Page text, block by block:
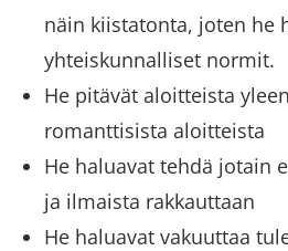
näin kiistatonta, joten he
yhteiskunnalliset normit.
He pitävät aloitteista
romanttisista aloitteista
He haluavat tehdä jotain
ja ilmaista rakkauttaan
He haluavat vakuuttaa